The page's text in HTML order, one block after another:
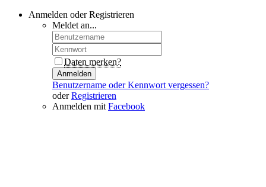
Anmelden oder Registrieren
Meldet an...
Daten merken?
Anmelden
Benutzername oder Kennwort vergessen?
oderRegistrieren
Anmelden mit Facebook